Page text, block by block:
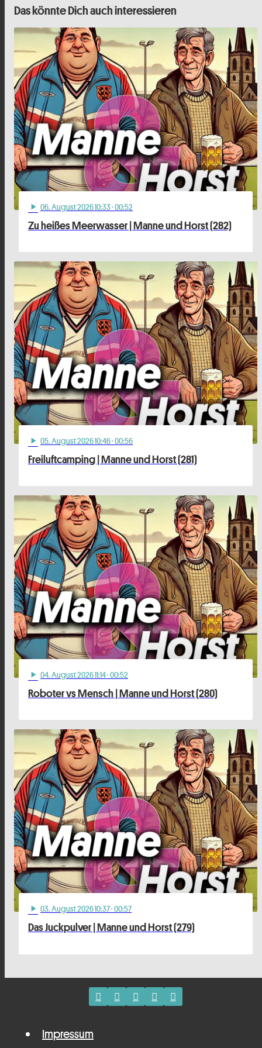
Das könnte Dich auch interessieren
play_arrow 06. August 2026 10:33· 00:52
Zu heißes Meerwasser | Manne und Horst (282)
play_arrow 05. August 2026 10:46· 00:56
Freiluftcamping | Manne und Horst (281)
play_arrow 04. August 2026 11:14· 00:52
Roboter vs Mensch | Manne und Horst (280)
play_arrow 03. August 2026 10:37· 00:57
Das Juckpulver | Manne und Horst (279)
Impressum